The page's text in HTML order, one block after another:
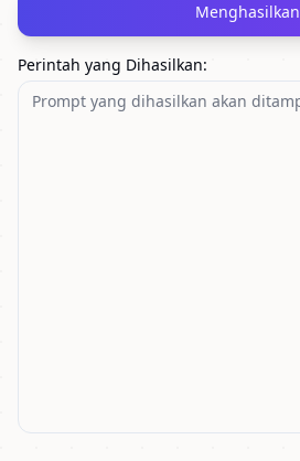
Menghasilkan
Perintah yang Dihasilkan: